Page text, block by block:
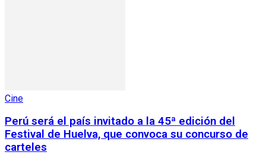
Cine
Perú será el país invitado a la 45ª edición del
Festival de Huelva, que convoca su concurso de
carteles